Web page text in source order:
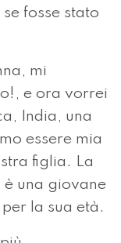
fosse stato
mi
e ora vorrei
India, una
essere mia
figlia. La
una giovane
la sua età.